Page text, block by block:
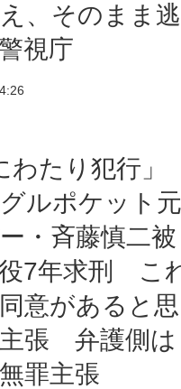
、そのまま逃
視庁
わたり犯行」
ルポケット元
・斉藤慎二被
7年求刑 こ
意があると思
張 弁護側は
罪主張